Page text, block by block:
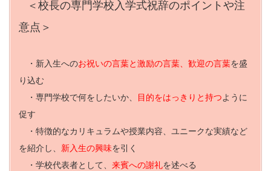
＜校長の専門学校入学式祝辞のポイントや注
意点＞
・新入生へのお祝いの言葉と激励の言葉、歓迎の言葉を盛
り込む
・専門学校で何をしたいか、
目的をはっきりと持つように
促す
・特徴的なカリキュラムや授業内容、ユニークな実績など
を紹介し、 新入生の興味を引く
・学校代表者として、 来賓への謝礼を述べる